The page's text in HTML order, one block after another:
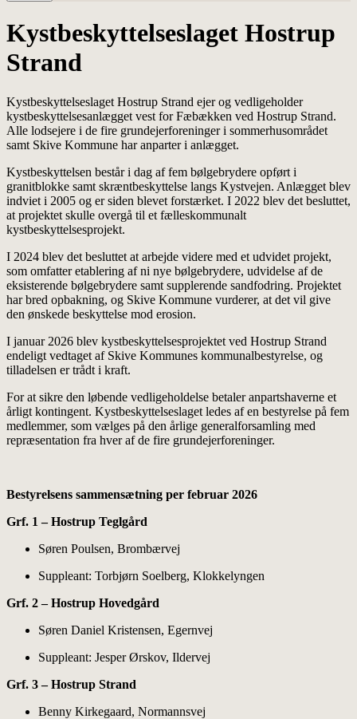
Kystbeskyttelseslaget Hostrup
Strand
Kystbeskyttelseslaget Hostrup Strand ejer og vedligeholder
kystbeskyttelsesanlægget vest for Fæbækken ved Hostrup Strand.
Alle lodsejere i de fire grundejerforeninger i sommerhusområdet
samt Skive Kommune har anparter i anlægget.
Kystbeskyttelsen består i dag af fem bølgebrydere opført i
granitblokke samt skræntbeskyttelse langs Kystvejen. Anlægget blev
indviet i 2005 og er siden blevet forstærket. I 2022 blev det besluttet,
at projektet skulle overgå til et fælleskommunalt
kystbeskyttelsesprojekt.
I 2024 blev det besluttet at arbejde videre med et udvidet projekt,
som omfatter etablering af ni nye bølgebrydere, udvidelse af de
eksisterende bølgebrydere samt supplerende sandfodring. Projektet
har bred opbakning, og Skive Kommune vurderer, at det vil give
den ønskede beskyttelse mod erosion.
I januar 2026 blev kystbeskyttelsesprojektet ved Hostrup Strand
endeligt vedtaget af Skive Kommunes kommunalbestyrelse, og
tilladelsen er trådt i kraft.
For at sikre den løbende vedligeholdelse betaler anpartshaverne et
årligt kontingent. Kystbeskyttelseslaget ledes af en bestyrelse på fem
medlemmer, som vælges på den årlige generalforsamling med
repræsentation fra hver af de fire grundejerforeninger.
Bestyrelsens sammensætning per februar 2026
Grf. 1 – Hostrup Teglgård
Søren Poulsen, Brombærvej
Suppleant: Torbjørn Soelberg, Klokkelyngen
Grf. 2 – Hostrup Hovedgård
Søren Daniel Kristensen, Egernvej
Suppleant: Jesper Ørskov, Ildervej
Grf. 3 – Hostrup Strand
Benny Kirkegaard, Normannsvej